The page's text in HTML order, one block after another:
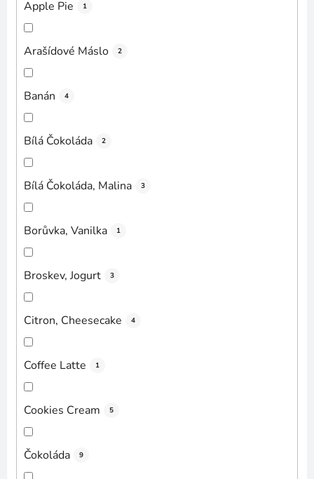
Apple Pie 1
Arašídové Máslo 2
Banán 4
Bílá Čokoláda 2
Bílá Čokoláda, Malina 3
Borůvka, Vanilka 1
Broskev, Jogurt 3
Citron, Cheesecake 4
Coffee Latte 1
Cookies Cream 5
Čokoláda 9